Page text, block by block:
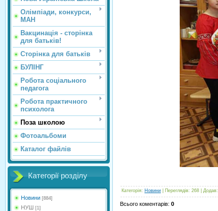
Олімпіади, конкурси,
МАН
Вакцинація - сторінка
для батьків!
Сторінка для батьків
БУЛІНГ
Робота соціального
педагога
Робота практичного
психолога
Поза школою
Фотоальбоми
Каталог файлів
Категорії розділу
Новини [884]
НУШ [1]
Категорія: Новини Переглядів: 268 | Додав:
Всього коментарів: 0